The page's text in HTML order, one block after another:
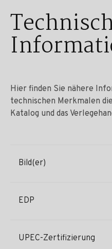
Hier finden Sie nähere
technischen Merkmalen
Katalog und das
Bild(er)
EDP
UPEC-Zertifizierung